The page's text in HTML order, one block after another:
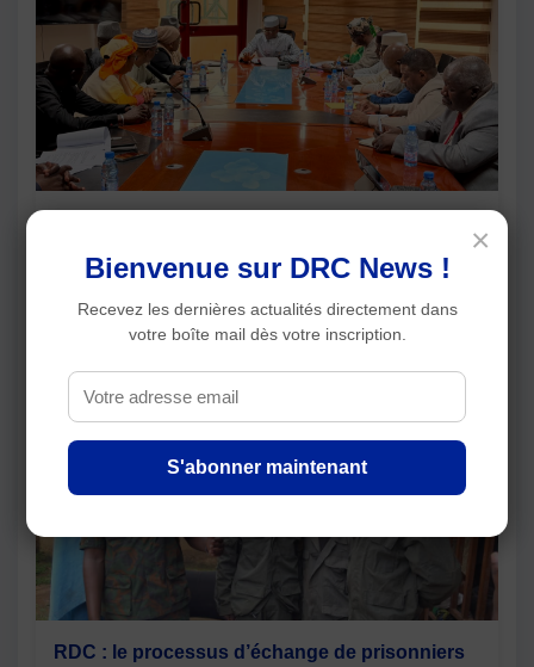
l'investissement minier et du climat des affaires
Articles récents
RDC : le processus d’échange de prisonniers
×
Bienvenue sur DRC News !
Recevez les dernières actualités directement dans
votre boîte mail dès votre inscription.
S'abonner maintenant